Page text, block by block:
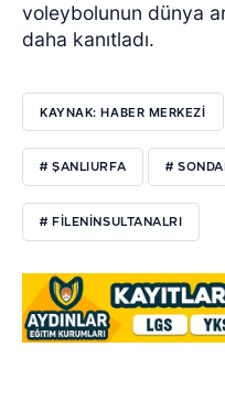
voleybolunun dünya
daha kanıtladı.
KAYNAK: HABER MERKEZİ
# ŞANLIURFA #
# FILENINSULTANALRI